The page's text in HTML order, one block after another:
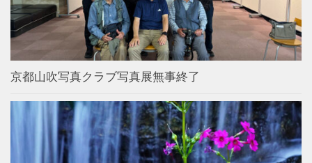
京都山吹写真クラブ写真展無事終了